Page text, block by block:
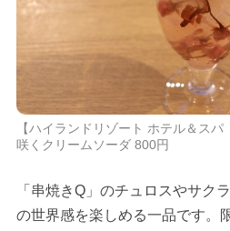
【ハイランドリゾート ホテル＆ス
咲くクリームソーダ 800円
「串焼きQ」のチュロスやサク
の世界感を楽しめる一品です。